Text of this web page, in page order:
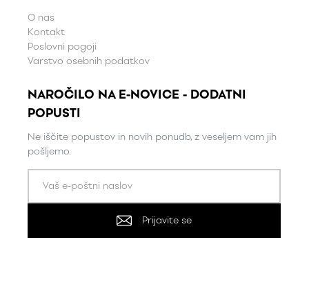
O nas
Kontakt
Poslovni pogoji
Varstvo osebnih podatkov
NAROČILO NA E-NOVICE - DODATNI
POPUSTI
Ne iščite popustov in novih ponudb, z veseljem vam jih
pošljemo.
Prijavite se